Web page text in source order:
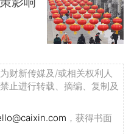
财新传媒及/或相关权利人
止进行转载、摘编、复制及
，获得书面